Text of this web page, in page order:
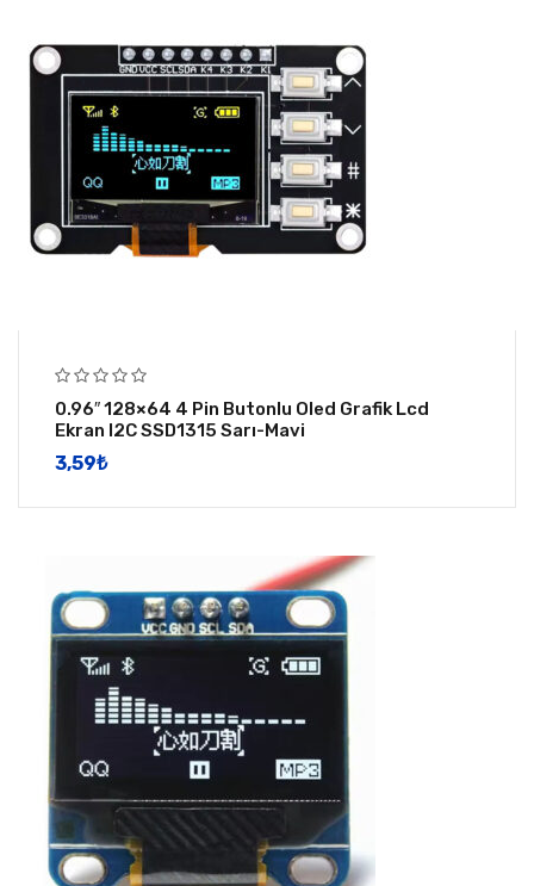
0.96″ 128×64 4 Pin Butonlu Oled Grafik Lcd
Ekran I2C SSD1315 Sarı-Mavi
3,59​₺